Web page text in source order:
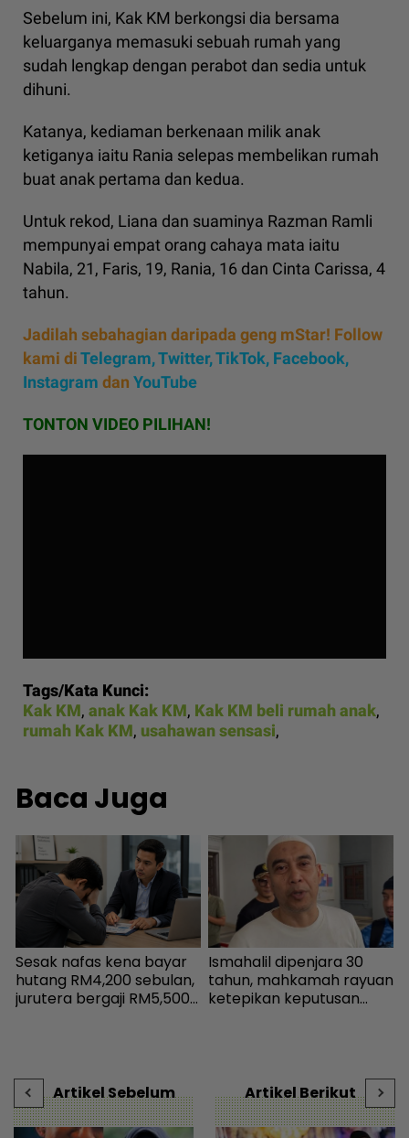
Sebelum ini, Kak KM berkongsi dia bersama
keluarganya memasuki sebuah rumah yang
sudah lengkap dengan perabot dan sedia untuk
dihuni.
Katanya, kediaman berkenaan milik anak
ketiganya iaitu Rania selepas membelikan rumah
buat anak pertama dan kedua.
Untuk rekod, Liana dan suaminya Razman Ramli
mempunyai empat orang cahaya mata iaitu
Nabila, 21, Faris, 19, Rania, 16 dan Cinta Carissa, 4
tahun.
Jadilah sebahagian daripada geng mStar! Follow
kami diTelegram,Twitter,TikTok, Facebook,
Instagram dan YouTube
TONTON VIDEO PILIHAN!
Tags/Kata Kunci:
Kak KM, anak Kak KM, Kak KM beli rumah anak,
rumah Kak KM, usahawan sensasi,
Baca Juga
Sesak nafas kena bayar
hutang RM4,200 sebulan,
jurutera bergaji RM5,500
Ismahalil dipenjara 30
tahun, mahkamah rayuan
ketepikan keputusan
Artikel Sebelum
Artikel Berikut